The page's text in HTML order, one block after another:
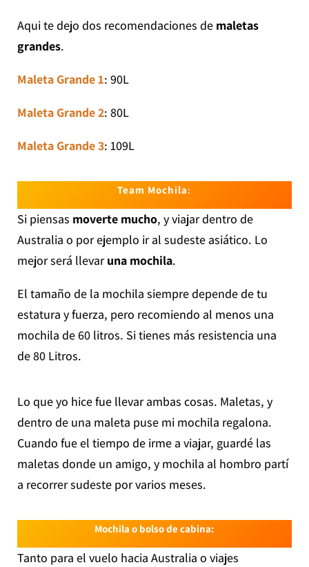
Aqui te dejo dos recomendaciones de maletas
grandes.
MaletaGrande1: 90L
Maleta Grande 2: 80L
Maleta Grande 3: 109L
Team Mochila:
Si piensas moverte mucho, y viajar dentro de
Australia o por ejemplo ir al sudeste asiático. Lo
mejor será llevaruna mochila.
El tamaño de la mochila siempre depende de tu
estatura y fuerza, pero recomiendo al menos una
mochila de 60 litros. Si tienes más resistencia una
de 80 Litros.
Lo que yo hice fue llevar ambas cosas. Maletas, y
dentro de una maleta puse mi mochila regalona.
Cuando fue el tiempo de irme a viajar, guardé las
maletas donde un amigo, y mochila al hombro partí
a recorrer sudeste por varios meses.
Mochila o bolso de cabina:
Tanto para el vuelo hacia Australia o viajes